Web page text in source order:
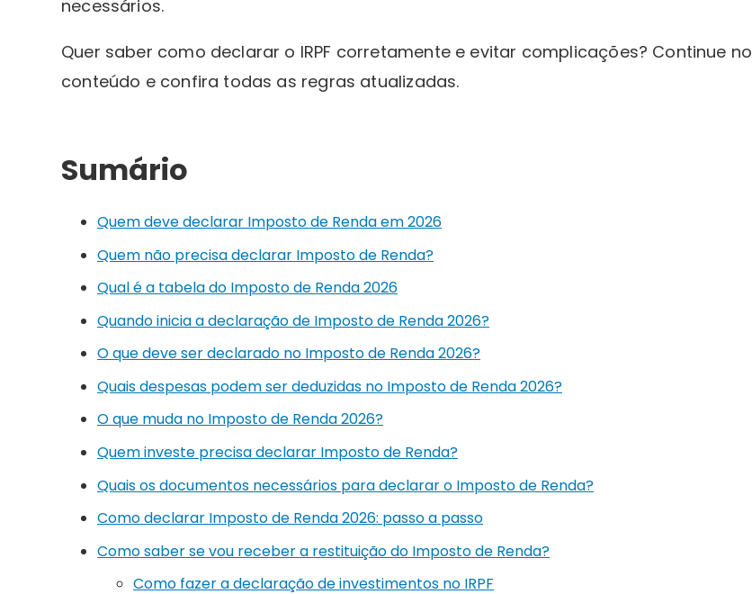
necessários.
Quer saber como declarar o IRPF corretamente e evitar complicações? Continue no
conteúdo e confira todas as regras atualizadas.
Sumário
Quem deve declarar Imposto de Renda em 2026
Quem não precisa declarar Imposto de Renda?
Qual é a tabela do Imposto de Renda 2026
Quando inicia a declaração de Imposto de Renda 2026?
O que deve ser declarado no Imposto de Renda 2026?
Quais despesas podem ser deduzidas no Imposto de Renda 2026?
O que muda no Imposto de Renda 2026?
Quem investe precisa declarar Imposto de Renda?
Quais os documentos necessários para declarar o Imposto de Renda?
Como declarar Imposto de Renda 2026: passo a passo
Como saber se vou receber a restituição do Imposto de Renda?
Como fazer a declaração de investimentos no IRPF